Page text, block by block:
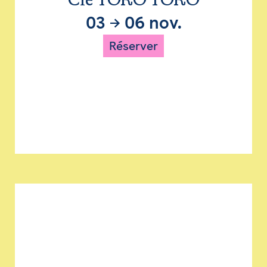
03 → 06 nov.
Réserver